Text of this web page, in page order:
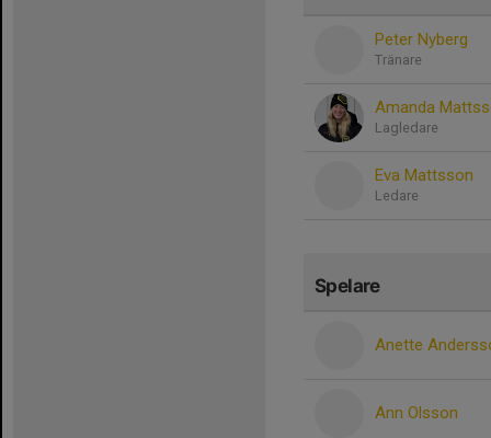
Peter Nyberg
Tränare
Amanda
Lagledare
Eva Mattsson
Ledare
Spelare
Anette
Ann Olsson